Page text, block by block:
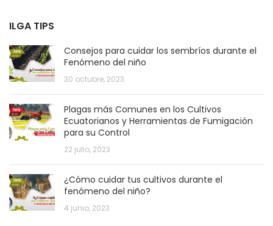
ILGA TIPS
Consejos para cuidar los sembríos durante el
Fenómeno del niño
30 octubre, 2023
Plagas más Comunes en los Cultivos
Ecuatorianos y Herramientas de Fumigación
para su Control
22 julio, 2023
¿Cómo cuidar tus cultivos durante el
fenómeno del niño?
4 junio, 2023